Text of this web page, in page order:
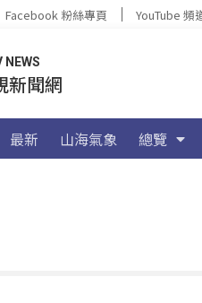
Facebook 粉絲專頁 YouTube 頻
NEWS
新聞網
最新 山海氣象 總覽